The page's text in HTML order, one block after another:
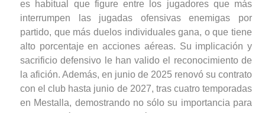
es habitual que figure entre los jugadores que más
interrumpen las jugadas ofensivas enemigas por
partido, que más duelos individuales gana, o que tiene
alto porcentaje en acciones aéreas. Su implicación y
sacrificio defensivo le han valido el reconocimiento de
la afición. Además, en junio de 2025 renovó su contrato
con el club hasta junio de 2027, tras cuatro temporadas
en Mestalla, demostrando no sólo su importancia para